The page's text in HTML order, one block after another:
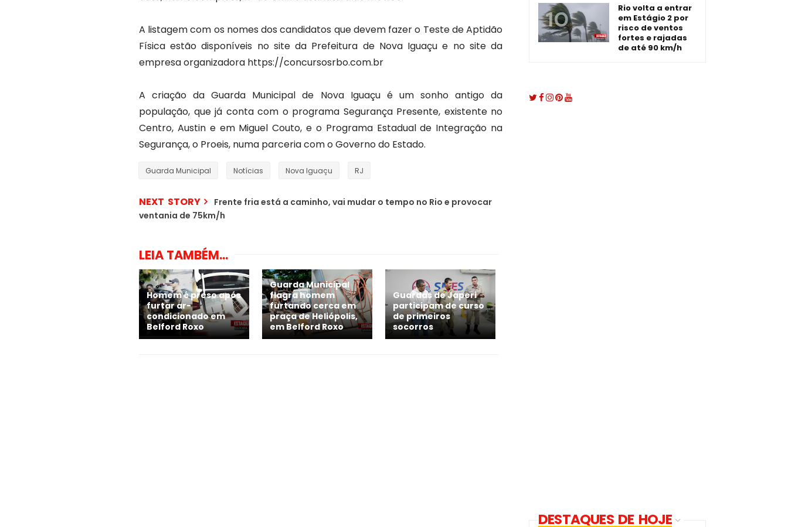
A listagem com os nomes dos candidatos que devem fazer o Teste de Aptidão
Física estão disponíveis no site da Prefeitura de Nova Iguaçu e no site da
empresa organizadora https://concursosrbo.com.br
A criação da Guarda Municipal de Nova Iguaçu é um sonho antigo da
população, que já conta com o programa Segurança Presente, existente no
Centro, Austin e em Miguel Couto, e o Programa Estadual de Integração na
Segurança, o Proeis, numa parceria com o Governo do Estado.
Guarda Municipal Notícias Nova Iguaçu RJ
NEXT STORY
Frente fria está a caminho, vai mudar o tempo no Rio e provocar
ventania de 75km/h
LEIA TAMBÉM...
Homem é preso após
furtar ar-
condicionado em
Belford Roxo
Guarda Municipal
flagra homem
furtando cerca em
praça de Heliópolis,
em Belford Roxo
Guardas de Japeri
participam de curso
de primeiros
socorros
Rio volta a entrar
em Estágio 2 por
risco de ventos
fortes e rajadas
de até 90 km/h
DESTAQUES DE HOJE